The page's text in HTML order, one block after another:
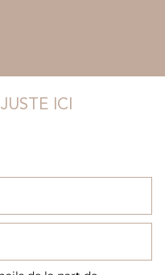
ICI